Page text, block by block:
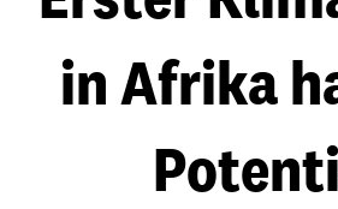
in Afrika